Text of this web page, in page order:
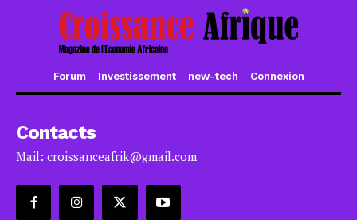
Forum Investissement new-tech Connexion
Contacts
Mail: croissanceafrik@gmail.com